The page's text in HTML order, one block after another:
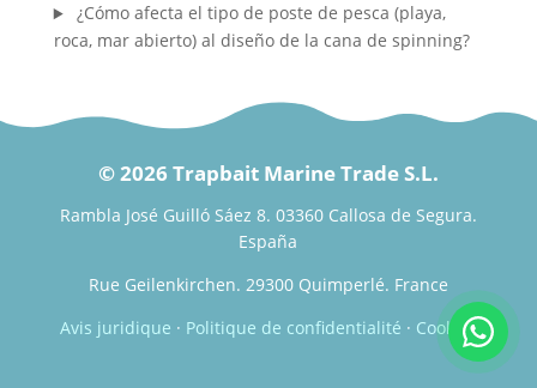
¿Cómo afecta el tipo de poste de pesca (playa,
roca, mar abierto) al diseño de la cana de spinning?
© 2026 Trapbait Marine Trade S.L.
Rambla José Guilló Sáez 8. 03360 Callosa de Segura.
España
Rue Geilenkirchen. 29300 Quimperlé. France
Avis juridique · Politique de confidentialité · Cookies